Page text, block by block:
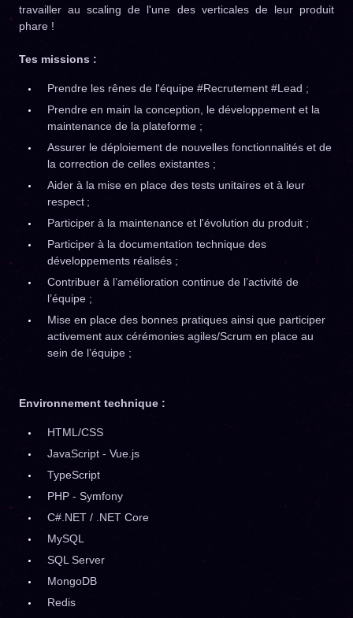
travailler au scaling de l'une des verticales de leur produit
phare !
Tes missions :
Prendre les rênes de l'équipe #Recrutement #Lead ;
Prendre en main la conception, le développement et la
maintenance de la plateforme ;
Assurer le déploiement de nouvelles fonctionnalités et de
la correction de celles existantes ;
Aider à la mise en place des tests unitaires et à leur
respect ;
Participer à la maintenance et l'évolution du produit ;
Participer à la documentation technique des
développements réalisés ;
Contribuer à l’amélioration continue de l’activité de
l’équipe ;
Mise en place des bonnes pratiques ainsi que participer
activement aux cérémonies agiles/Scrum en place au
sein de l’équipe ;
Environnement technique :
HTML/CSS
JavaScript - Vue.js
TypeScript
PHP - Symfony
C#.NET / .NET Core
MySQL
SQL Server
MongoDB
Redis